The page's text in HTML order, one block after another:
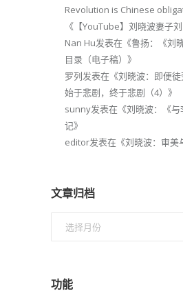
Revolution is Chinese
《 【YouTube】刘晓波妻子
Nan Hu发表在《鲁扬：《刘
目录（电子稿） 》
罗列发表在《刘晓波：即便
始于悲剧，终于悲剧（4） 》
sunny发表在《刘晓波：《
记》
editor发表在《刘晓波：审美
文章归档
功能